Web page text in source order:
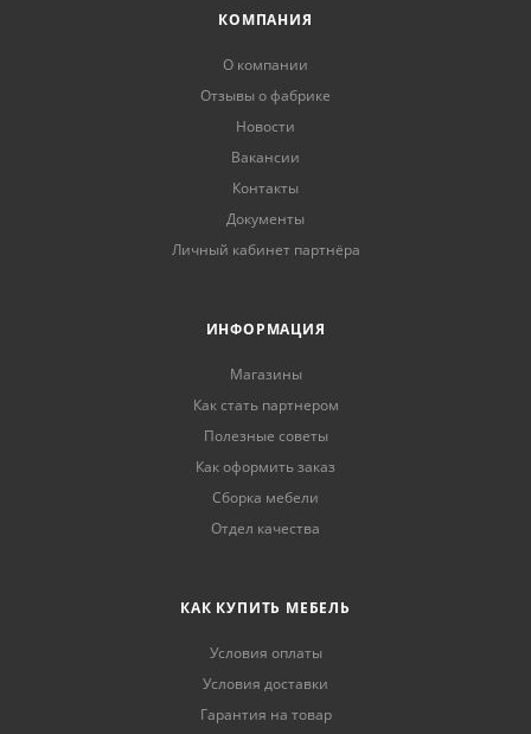
КОМПАНИЯ
О компании
Отзывы о фабрике
Новости
Вакансии
Контакты
Документы
Личный кабинет партнёра
ИНФОРМАЦИЯ
Магазины
Как стать партнером
Полезные советы
Как оформить заказ
Сборка мебели
Отдел качества
КАК КУПИТЬ МЕБЕЛЬ
Условия оплаты
Условия доставки
Гарантия на товар